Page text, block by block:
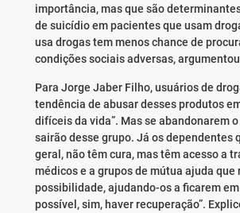
importância, mas que são
de suicídio em pacientes que usam
usa drogas tem menos chance de
condições sociais adversas,
Para Jorge Jaber Filho, usuários de
tendência de abusar desses produtos
difíceis da vida”. Mas se abandonarem
sairão desse grupo. Já os dependentes
geral, não têm cura, mas têm acesso a
médicos e a grupos de mútua ajuda que
possibilidade, ajudando-os a ficarem
possível, sim, haver recuperação”.